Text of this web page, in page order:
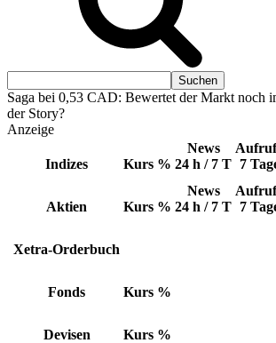
Saga bei 0,53 CAD: Bewertet der Markt noch
der Story?
Anzeige
Indizes Kurs %
News
24 h / 7 T 7
Aktien Kurs %
News
24 h / 7 T 7
Xetra-Orderbuch
Fonds Kurs %
Devisen Kurs %